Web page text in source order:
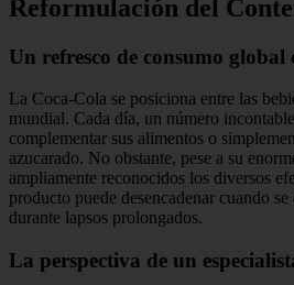
Reformulación del
Un refresco de consumo global
La Coca-Cola se posiciona entre las
mundial. Cada día, un número
complementar sus alimentos o
azucarado. No obstante, pese a su
ampliamente reconocidos los diversos
producto puede desencadenar cuando
durante lapsos prolongados.
La perspectiva de un